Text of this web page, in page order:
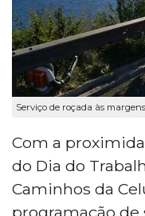
Serviço de roçada às
Com a
do Dia do
Caminhos da
programação